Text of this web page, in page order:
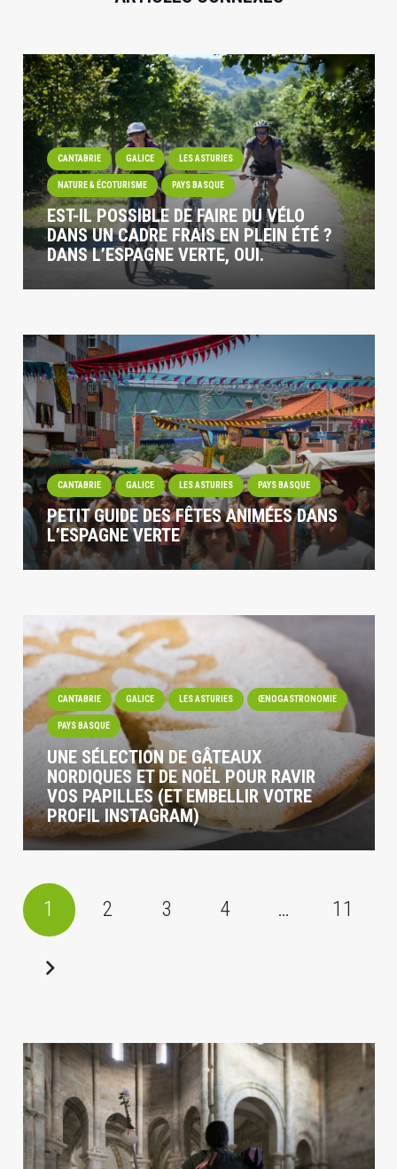
CANTABRIE GALICE LES ASTURIES
NATURE & ÉCOTURISME PAYS BASQUE
EST-IL POSSIBLE DE FAIRE DU VÉLO
DANS UN CADRE FRAIS EN PLEIN ÉTÉ ?
DANS L’ESPAGNE VERTE, OUI.
CANTABRIE GALICE LES ASTURIES PAYS BASQUE
PETIT GUIDE DES FÊTES ANIMÉES DANS
L’ESPAGNE VERTE
CANTABRIE GALICE LES ASTURIES ŒNOGASTRONOMIE
PAYS BASQUE
UNE SÉLECTION DE GÂTEAUX
NORDIQUES ET DE NOËL POUR RAVIR
VOS PAPILLES (ET EMBELLIR VOTRE
PROFIL INSTAGRAM)
1 2 3 4 … 11